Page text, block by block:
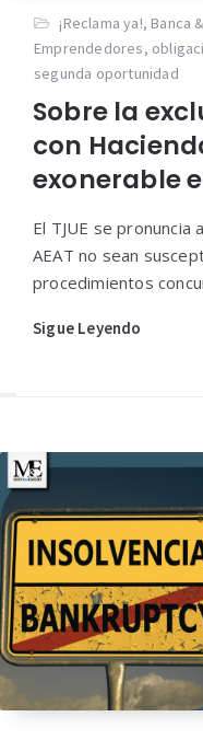
¡Reclama ya!, Banca
Emprendedores,
segunda oportunidad
Sobre la
con
exonerable
El TJUE se pronuncia
AEAT no sean
procedimientos
Sigue Leyendo